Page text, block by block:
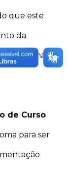
que este
da
da forma
de Curso
para ser